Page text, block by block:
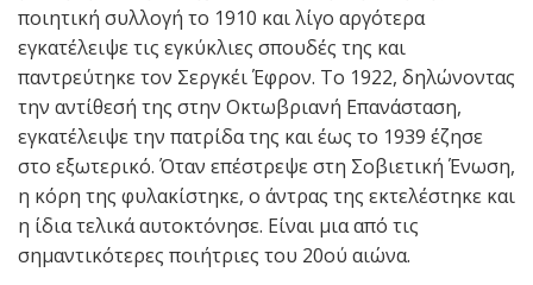
ποιητική συλλογή το 1910 και λίγο αργότερα
εγκατέλειψε τις εγκύκλιες σπουδές της και
παντρεύτηκε τον Σεργκέι Έφρον. Το 1922, δηλώνοντας
την αντίθεσή της στην Οκτωβριανή Επανάσταση,
εγκατέλειψε την πατρίδα της και έως το 1939 έζησε
στο εξωτερικό. Όταν επέστρεψε στη Σοβιετική Ένωση,
η κόρη της φυλακίστηκε, ο άντρας της εκτελέστηκε και
η ίδια τελικά αυτοκτόνησε. Είναι μια από τις
σημαντικότερες ποιήτριες του 20ού αιώνα.